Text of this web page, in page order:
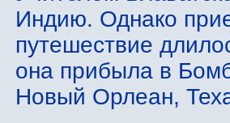
Индию. Однако
путешествие
она прибыла в
Новый Орлеан,